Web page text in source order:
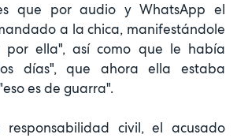
que por audio y WhatsApp el
a la chica, manifestándole
ella", así como que le había
días", que ahora ella estaba
es de guarra".
civil, el acusado